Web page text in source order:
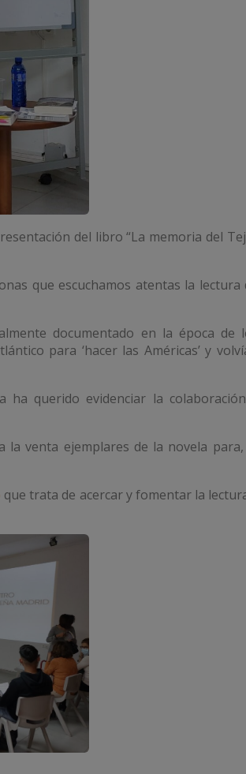
del libro “La memoria del
que escuchamos atentas la lectura
documentado en la época de
para ‘hacer las Américas’ y
querido evidenciar la
la venta ejemplares de la novela
que trata de acercar y fomentar la